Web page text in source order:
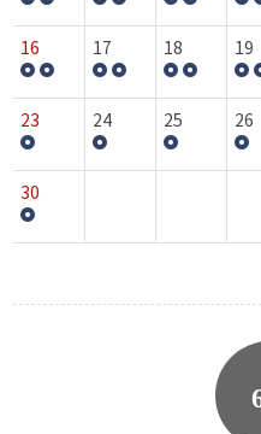
16 17 18 19
23 24 25 26
30